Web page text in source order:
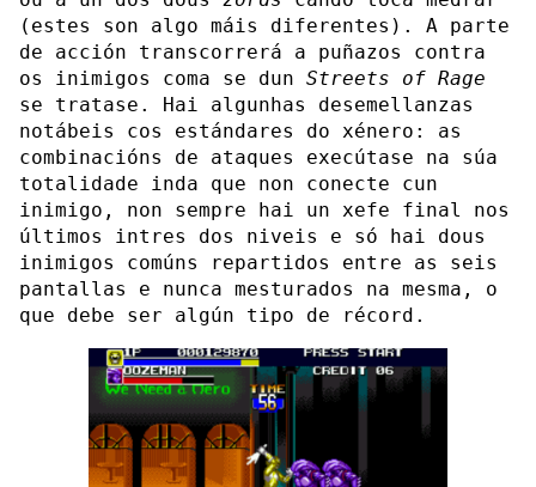
(estes son algo máis diferentes). A parte
de acción transcorrerá a puñazos contra
os inimigos coma se dun Streets of Rage
se tratase. Hai algunhas desemellanzas
notábeis cos estándares do xénero: as
combinacións de ataques execútase na súa
totalidade inda que non conecte cun
inimigo, non sempre hai un xefe final nos
últimos intres dos niveis e só hai dous
inimigos comúns repartidos entre as seis
pantallas e nunca mesturados na mesma, o
que debe ser algún tipo de récord.